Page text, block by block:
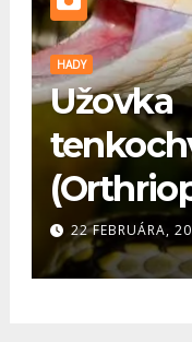
Užovka
(Orthriophis
taeniurus)
starostlivosť
22 FEBRUÁRA, 2026